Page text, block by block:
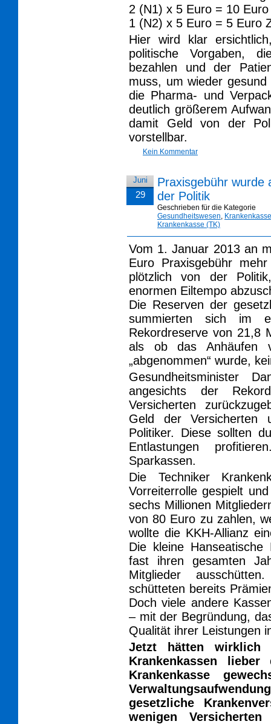
2 (N1) x 5 Euro = 10
1 (N2) x 5 Euro = 5 Euro
Hier wird klar
politische Vorgaben,
bezahlen und der
muss, um wieder
die Pharma- und
deutlich größerem
damit Geld von der
vorstellbar.
Kein Kommentar
Juni
29
Praxisgebühr wurde
der Politik
Geschrieben für die Kategorie
Gesundheitswesen,
Krankenkasse (TK)
Vom 1. Januar 2013 an
Euro Praxisgebühr
plötzlich von der
enormen Eiltempo
Die Reserven der
summierten sich im
Rekordreserve von 21,8
als ob das Anhäufen
„abgenommen“ wurde,
Gesundheitsminister
angesichts der
Versicherten
Geld der Versicherten
Politiker. Diese sollten
Entlastungen
Sparkassen.
Die Techniker
Vorreiterrolle gespielt
sechs Millionen
von 80 Euro zu zahlen,
wollte die KKH-Allianz
Die kleine
fast ihren gesamten
Mitglieder
schütteten bereits
Doch viele andere
– mit der Begründung,
Qualität ihrer Leistungen
Jetzt hätten wirklich
Krankenkassen
Krankenkasse
gesetzliche
wenigen